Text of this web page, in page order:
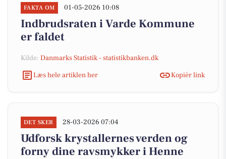
FAKTA OM 01-05-2026 10:08
Indbrudsraten i Varde Kommune
er faldet
Kilde: Danmarks Statistik - statistikbanken.dk
Læs hele artiklen her
Kopiér link
DET SKER 28-03-2026 07:04
Udforsk krystallernes verden og
forny dine ravsmykker i Henne